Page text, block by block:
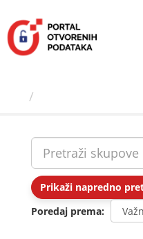
sadržaj
Prikaži napredno
Poredaj prema